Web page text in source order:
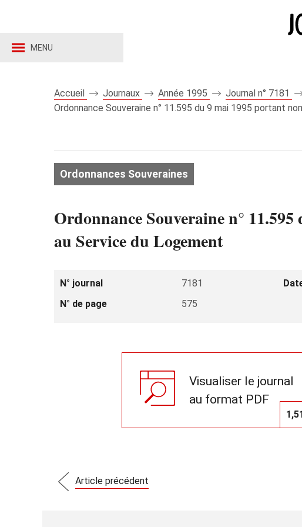
MENU
Accueil Journaux Année 1995
Journal n° 7181
Ordonnance Souveraine n° 11.595 du 9 mai 1995 portant
Ordonnances Souveraines
Ordonnance Souveraine n°
au Service du Logement
N° journal 7181
N° de page
575
Visualiser le journal
au format PDF
Article précédent